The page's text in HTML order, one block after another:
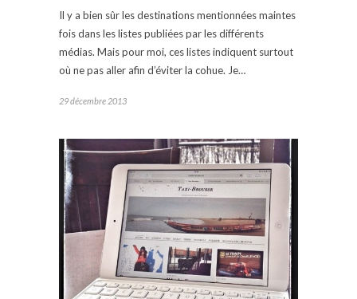
Il y a bien sûr les destinations mentionnées maintes
fois dans les listes publiées par les différents
médias. Mais pour moi, ces listes indiquent surtout
où ne pas aller afin d’éviter la cohue. Je…
29 décembre 2013